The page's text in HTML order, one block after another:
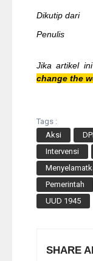
Dikutip
Penulis :
Jika artikel
change the
Tags :
Aksi
Intervensi
Pemerintah
UUD 1945
SHARE